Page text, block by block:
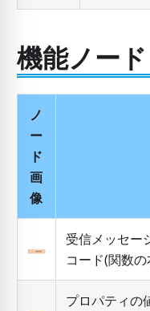
機能ノード
ノ
ー
ド
画
像
受信メッセー
コード(関数の
プロパティの